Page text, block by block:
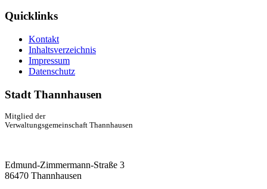
Quicklinks
Kontakt
Inhaltsverzeichnis
Impressum
Datenschutz
Stadt Thannhausen
Mitglied der
Verwaltungsgemeinschaft Thannhausen
Edmund-Zimmermann-Straße 3
86470 Thannhausen